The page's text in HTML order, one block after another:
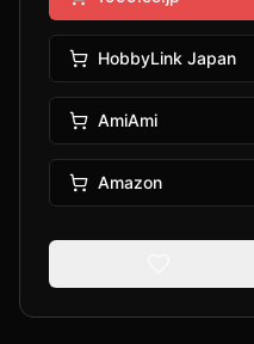
HobbyLink Japan
AmiAmi
Amazon